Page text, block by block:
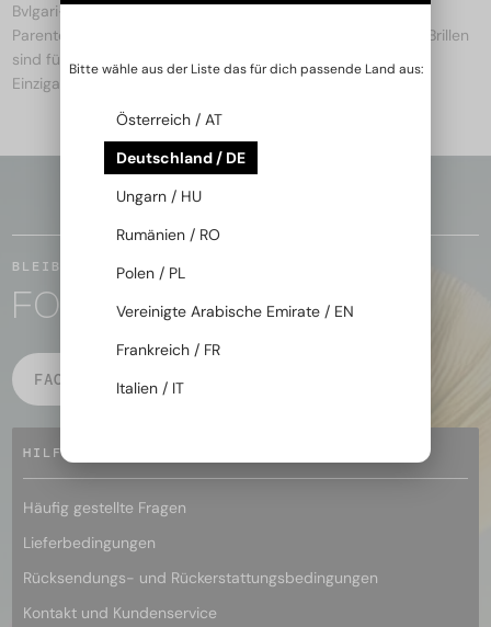
Bvlgari-Brillen, wie beispielsweise die Motive Serpenti und
Parentesi, verleihen ihnen einen einzigartigen Look. Bvlgari-Brillen
sind für diejenigen gedacht, die Wert auf feine Details,
Einzigartigkeit und Qualität legen.
ZURÜCK ZUM ANFANG
BLEIBEN WIR IN KONTAKT
FOLGE DER MAGIE
FACEBOOK
HILFE
Häufig gestellte Fragen
Lieferbedingungen
Rücksendungs- und Rückerstattungsbedingungen
Kontakt und Kundenservice
Bitte wähle aus der Liste das für dich passende Land aus:
Österreich / AT
Deutschland / DE
Ungarn / HU
Rumänien / RO
Polen / PL
Vereinigte Arabische Emirate / EN
Frankreich / FR
Italien / IT